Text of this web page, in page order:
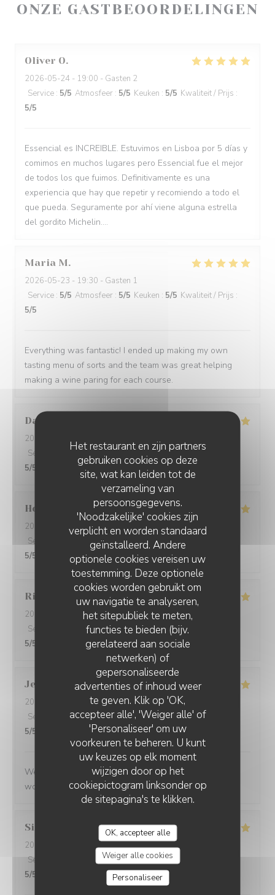
Het restaurant en zijn partners
gebruiken cookies op deze
site, wat kan leiden tot de
verzameling van
persoonsgegevens.
'Noodzakelijke' cookies zijn
verplicht en worden standaard
geïnstalleerd. Andere
optionele cookies vereisen uw
toestemming. Deze optionele
cookies worden gebruikt om
uw navigatie te analyseren,
het sitepubliek te meten,
functies te bieden (bijv.
gerelateerd aan sociale
netwerken) of
gepersonaliseerde
advertenties of inhoud weer
te geven. Klik op 'OK,
accepteer alle', 'Weiger alle' of
'Personaliseer' om uw
voorkeuren te beheren. U kunt
uw keuzes op elk moment
wijzigen door op het
cookiepictogram linksonder op
de sitepagina's te klikken.
OK, accepteer alle
Weiger alle cookies
Personaliseer
ONZE GASTBEOORDELINGEN
Oliver O
2026-05-24 - 19:00 - Gasten 2
Service : 5/5 Atmosfeer : 5/5 Keuken : 5/5 Kwaliteit / Prijs :
5/5
Essencial es INCREIBLE. Estuvimos en Lisboa por 5 días y
comimos en muchos lugares pero Essencial fue el mejor
de todos los que fuimos. Definitivamente es una
experiencia que hay que repetir y recomiendo a todo el
que pueda. Seguramente por ahí viene alguna estrella
del gordito Michelin....
Maria M
2026-05-23 - 19:30 - Gasten 1
Service : 5/5 Atmosfeer : 5/5 Keuken : 5/5 Kwaliteit / Prijs :
5/5
Everything was fantastic! I ended up making my own
tasting menu of sorts and the team was great helping
making a wine paring for each course.
David
2026-05-28
Service
/5 Atmosfeer:5/5 Keuken: 5/5 Kwaliteit / Prijs
5/5
Ho Fung
2026-05-24 - 19:30 - Gasten 2
Service
Atmosfeer:5/5 Keuken : 5/5 Kwaliteit / Prijs
5/5
Riccardo
2026-05-25
- 21:45 - Gasten 2
Service
Atmosfeer: 4 /5 Keuken:5 /5 Kwaliteit / Prijs
5/5
Jenny
2026-05-25
- 21:15 - Gasten 2
Service
/5 Atmosfeer: 5/5 Keuken: 5/5 Kwaliteit / Prijs
5/5
We had a great evening at Essencial. The staff was
wonderful and the food was excellent!
Simon
2026-05-25
- 21:45 - Gasten 1
Service
Atmosfeer: 5/5 Keuken: 5/5
5/5